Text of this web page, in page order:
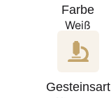
Farbe
Weiß
Gesteinsart